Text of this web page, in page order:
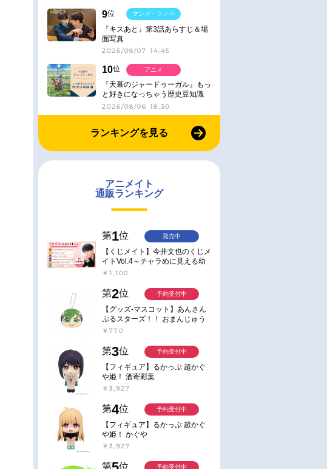
9位
『キスあと』第3話あらすじ＆場
面写真
2026/08/07 14:45
マンガ・ラノベ
10位
『天幕のジャードゥーガル』もっ
と好きになっちゃう歴史豆知識
2026/08/06 18:30
アニメ
ランキングを見る
アニメイト
通販ランキング
第1位
【くじメイト】今井文也のくじメ
イトVol.4～チャラめに見える幼
馴染、実は一途で独占欲が強いん
￥1,100
発売中
第2位
【グッズ-マスコット】あんさん
ぶるスターズ！！ おまんじゅう
にぎにぎマスコット ねくすと2
￥770
予約受付中
第3位
【フィギュア】るかっぷ 超かぐ
や姫！ 酒寄彩葉
￥3,927
予約受付中
第4位
【フィギュア】るかっぷ 超かぐ
や姫！ かぐや
￥3,927
予約受付中
第 位 予約受付中